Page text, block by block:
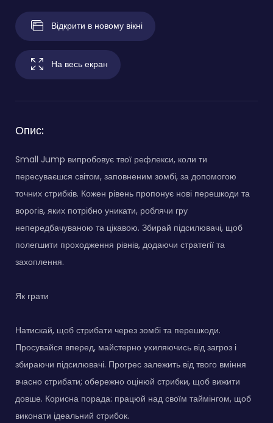
Відкрити в новому вікні
На весь екран
Опис:
Small Jump випробовує твої рефлекси, коли ти
пересуваєшся світом, заповненим зомбі, за допомогою
точних стрибків. Кожен рівень пропонує нові перешкоди та
ворогів, яких потрібно уникати, роблячи гру
непередбачуваною та цікавою. Збирай підсилювачі, щоб
полегшити проходження рівнів, додаючи стратегії та
захоплення.
Як грати
Натискай, щоб стрибати через зомбі та перешкоди.
Просувайся вперед, майстерно ухиляючись від загроз і
збираючи підсилювачі. Прогрес залежить від твого вміння
вчасно стрибати; обережно оцінюй стрибки, щоб вижити
довше. Корисна порада: працюй над своїм таймінгом, щоб
виконати ідеальний стрибок.